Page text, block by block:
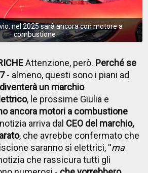
nel 2025 sarà ancora con motore a
combustione
Attenzione, però. Perché se
- almeno, questi sono i piani ad
un marchio
, le prossime Giulia e
ancora motori a combustione
arriva dal CEO del marchio,
, che avrebbe confermato che
saranno sì elettrici, ''ma
che rassicura tutti gli